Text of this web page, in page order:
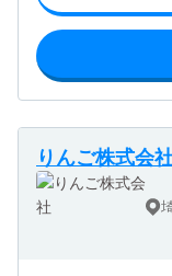
りんご株式会